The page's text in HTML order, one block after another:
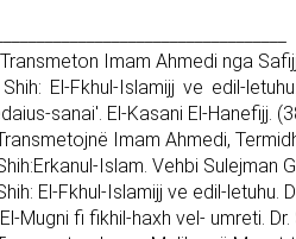
Imam Ahmedi nga
El-Fkhul-Islamijj ve edil-
sanai'. El-Kasani El-Hanefijj.
Imam Ahmedi,
Islam. Vehbi Sulejman
El-Fkhul-Islamijj ve edil-letuhu.
Mugni fi fikhil-haxh vel- umreti.